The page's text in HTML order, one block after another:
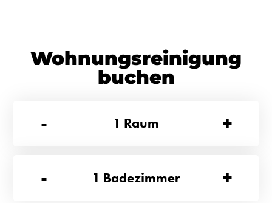
Wohnungsreinigung
buchen
-
1 Raum +
- 1 Badezimmer +